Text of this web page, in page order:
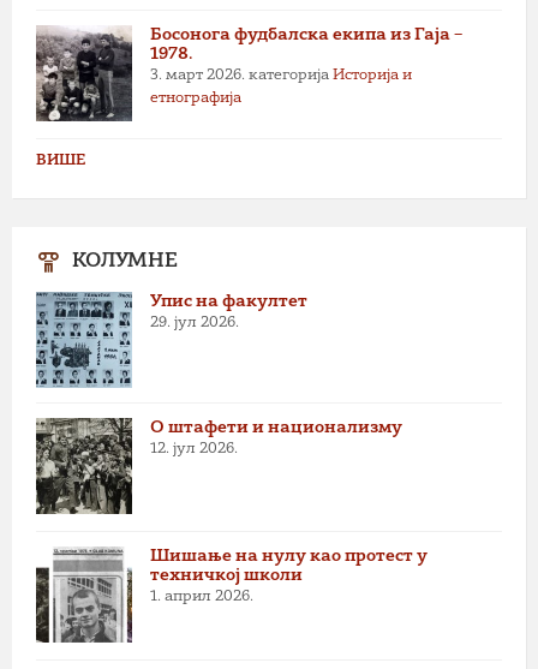
Босонога фудбалска екипа из Гаја –
1978.
3. март 2026. категорија Историја и
етнографија
ВИШЕ
КОЛУМНЕ
Упис на факултет
29. јул 2026.
О штафети и национализму
12. јул 2026.
Шишање на нулу као протест у
техничкој школи
1. април 2026.